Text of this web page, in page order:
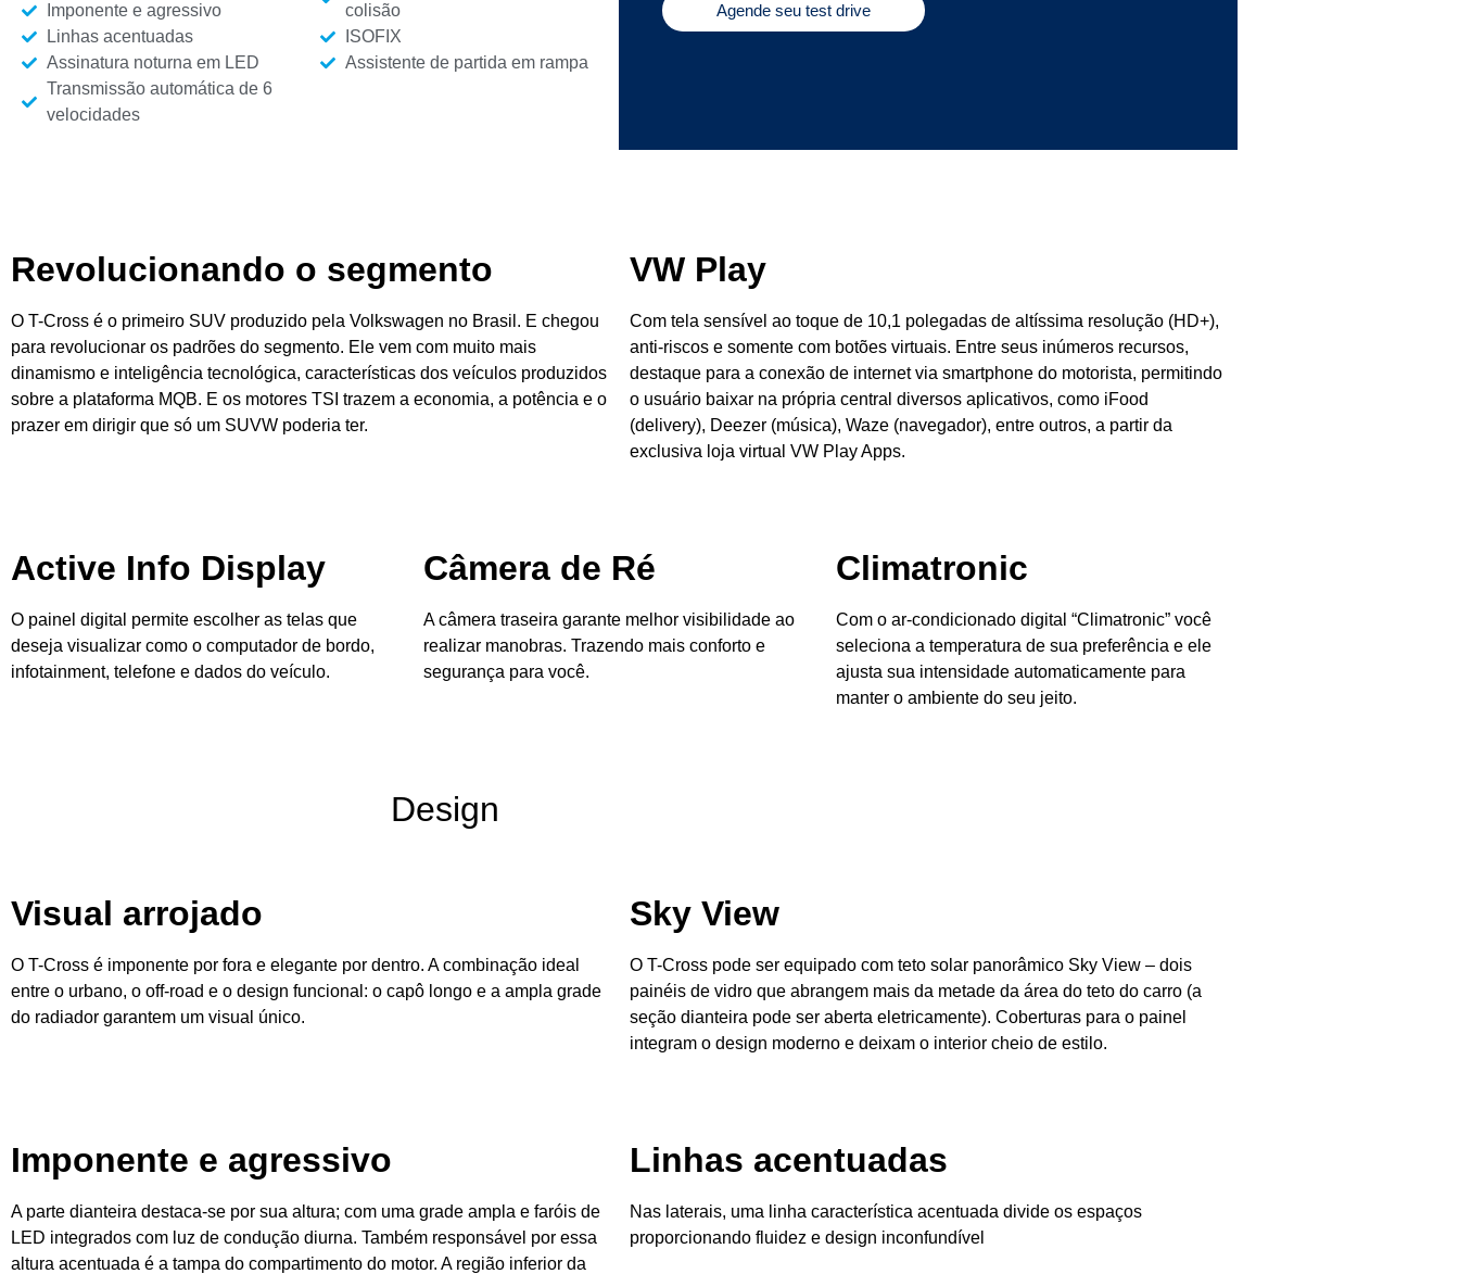
Imponente e agressivo
Linhas acentuadas
Assinatura noturna em LED
Transmissão automática de 6
velocidades
colisão
ISOFIX
Assistente de partida em rampa
Agende seu test drive
Revolucionando o segmento
O T-Cross é o primeiro SUV produzido pela Volkswagen no Brasil. E chegou
para revolucionar os padrões do segmento. Ele vem com muito mais
dinamismo e inteligência tecnológica, características dos veículos produzidos
sobre a plataforma MQB. E os motores TSI trazem a economia, a potência e o
prazer em dirigir que só um SUVW poderia ter.
VW Play
Com tela sensível ao toque de 10,1 polegadas de altíssima resolução (HD+),
anti-riscos e somente com botões virtuais. Entre seus inúmeros recursos,
destaque para a conexão de internet via smartphone do motorista, permitindo
o usuário baixar na própria central diversos aplicativos, como iFood
(delivery), Deezer (música), Waze (navegador), entre outros, a partir da
exclusiva loja virtual VW Play Apps.
Active Info Display
O painel digital permite escolher as telas que
deseja visualizar como o computador de bordo,
infotainment, telefone e dados do veículo.
Câmera de Ré
A câmera traseira garante melhor visibilidade ao
realizar manobras. Trazendo mais conforto e
segurança para você.
Climatronic
Com o ar-condicionado digital “Climatronic” você
seleciona a temperatura de sua preferência e ele
ajusta sua intensidade automaticamente para
manter o ambiente do seu jeito.
Design
Visual arrojado
O T-Cross é imponente por fora e elegante por dentro. A combinação ideal
entre o urbano, o off-road e o design funcional: o capô longo e a ampla grade
do radiador garantem um visual único.
Sky View
O T-Cross pode ser equipado com teto solar panorâmico Sky View – dois
painéis de vidro que abrangem mais da metade da área do teto do carro (a
seção dianteira pode ser aberta eletricamente). Coberturas para o painel
integram o design moderno e deixam o interior cheio de estilo.
Imponente e agressivo
A parte dianteira destaca-se por sua altura; com uma grade ampla e faróis de
LED integrados com luz de condução diurna. Também responsável por essa
altura acentuada é a tampa do compartimento do motor. A região inferior da
Linhas acentuadas
Nas laterais, uma linha característica acentuada divide os espaços
proporcionando fluidez e design inconfundível